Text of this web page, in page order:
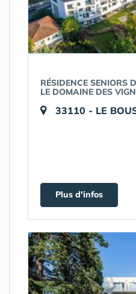
RÉSIDENCE SENIORS
LE DOMAINE DES
33110 - LE
Plus d'infos